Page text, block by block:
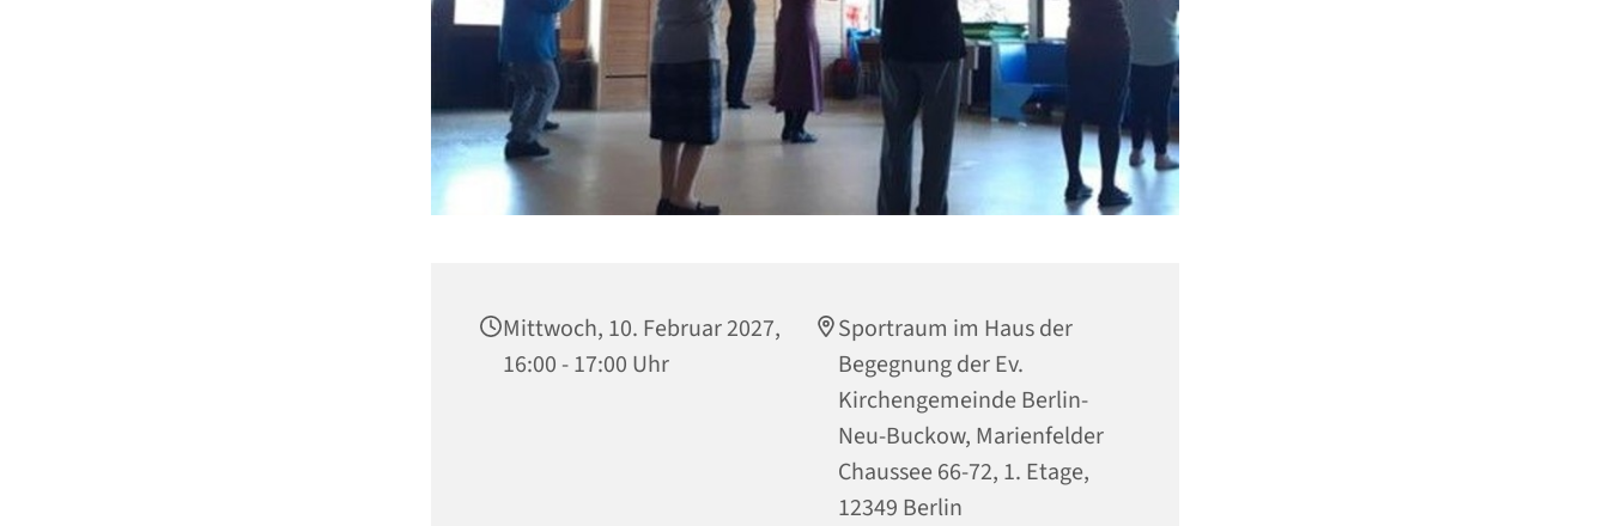
Mittwoch, 10. Februar 2027,
16:00 - 17:00 Uhr
Sportraum im Haus der
Begegnung der Ev.
Kirchengemeinde Berlin-
Neu-Buckow, Marienfelder
Chaussee 66-72, 1. Etage,
12349 Berlin